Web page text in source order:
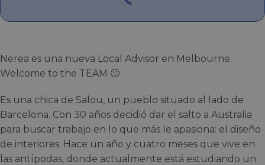
Nerea es una nueva Local Advisor en Melbourne.
Welcome to the TEAM 🙂
Es una chica de Salou, un pueblo situado al lado de
Barcelona. Con 30 años decidió dar el salto a Australia
para buscar trabajo en lo que más le apasiona: el diseño
de interiores. Hace un año y cuatro meses que vive en
las antípodas, donde actualmente está estudiando un